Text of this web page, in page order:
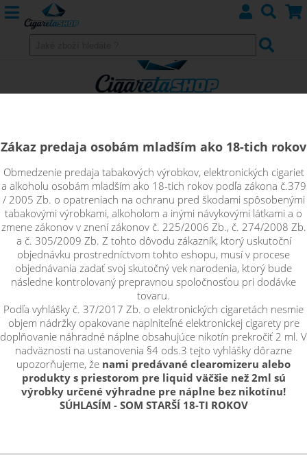
Clearomizéry KANGERTECH
Pangu
Toptank, Subtank
náhradné hlavy
Řadit podle:
pouze skladem
Zákaz predaja osobám mladším ako 18-tich rokov
Obmedzenie predaja tabakových výrobkov, elektronických cigariet
a alkoholu osobám mladším ako 18-tich rokov podľa zákona č.379
/ 2005 Zb. o opatreniach na ochranu pred škodami spôsobenými
tabakovými výrobkami, alkoholom a inými návykovými látkami a o
zmene zákonov v znení zákonov č. 225/2006 Zb., č. 274/2008 Zb.
a č. 305/2009 Zb. Z tohto dôvodu zákazník, ktorý uskutoční
objednávku prostredníctvom tohto eshopu, musí v procese
objednávania zadať svoj skutočný vek narodenia, ktorý bude
následne kontrolovaný prepravnou spoločnosťou pri dodávke
tovaru.
Podľa vyhlášky č. 37/2017 Zb. o elektronických cigaretách nesmie
objem nádržky opakovane naplniteľné elektronickej cigarety pre
doplňovanie náhradné náplne obsahujúce nikotín prekročiť 2 ml. V
nadväznosti na ustanovenia §4 ods.3 tejto vyhlášky dôrazne
upozorňujeme, že nami predávané clearomizeru alebo
produkty s priestorom pre liquid väčšie než 2ml sú
výrobky určené výhradne pre náplne bez nikotínu!
SÚHLASÍM - SOM STARŠÍ 18-TI ROKOV